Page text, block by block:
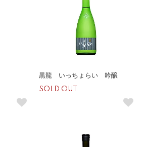
黒龍 いっちょらい 吟醸
SOLD OUT